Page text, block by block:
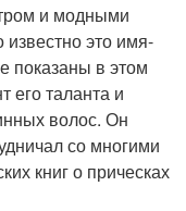
и модными
это имя-
показаны в этом
его таланта и
волос. Он
со многими
книг о прическах